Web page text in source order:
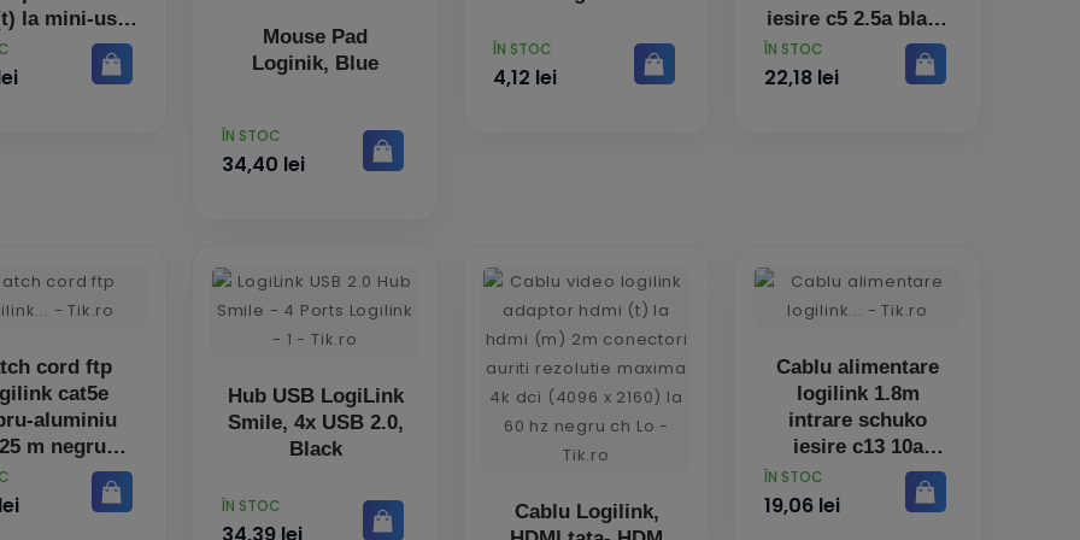
la mini-usb
1.8m negru
(timbru
Mouse Pad
Loginik, Blue
PRET
ÎN STOC
34,40 lei
PRET
ÎN STOC
4,12 lei
iesire c5 2.5a black
cp093 (include tv
0.18lei)
PRET
ÎN STOC
22,18 lei
cord ftp
cat5e
aluminiu
m negru
ecranat
(include tv
Hub USB LogiLink
Smile, 4x USB 2.0,
Black
PRET
ÎN STOC
Cablu Logilink,
Cablu alimentare
logilink 1.8m
intrare schuko
iesire c13 10a
testat vde black
cp090 (timbru
PRET
ÎN STOC
19,06 lei